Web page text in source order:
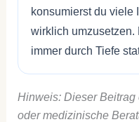
konsumierst du viele
wirklich umzusetzen.
immer durch Tiefe
Hinweis: Dieser Beitrag
oder medizinische